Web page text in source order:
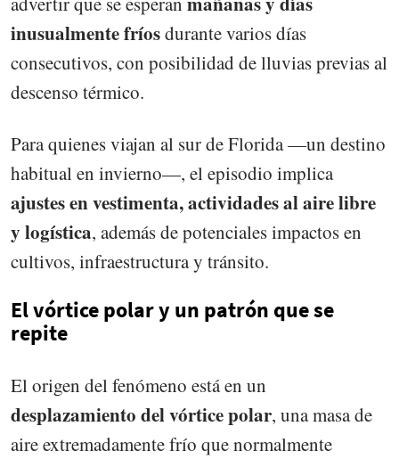
inusualmente fríosdurante varios días
consecutivos, con posibilidad de lluvias previas al
descenso térmico.
Para quienes viajan al sur de Florida —un destino
habitual en invierno—, el episodio implica
ajustes en vestimenta, actividades al aire libre
y logística, además de potenciales impactos en
cultivos, infraestructura y tránsito.
El vórtice polar y un patrón que se
repite
El origen del fenómeno está en un
desplazamiento del vórtice polar, una masa de
aire extremadamente frío que normalmente